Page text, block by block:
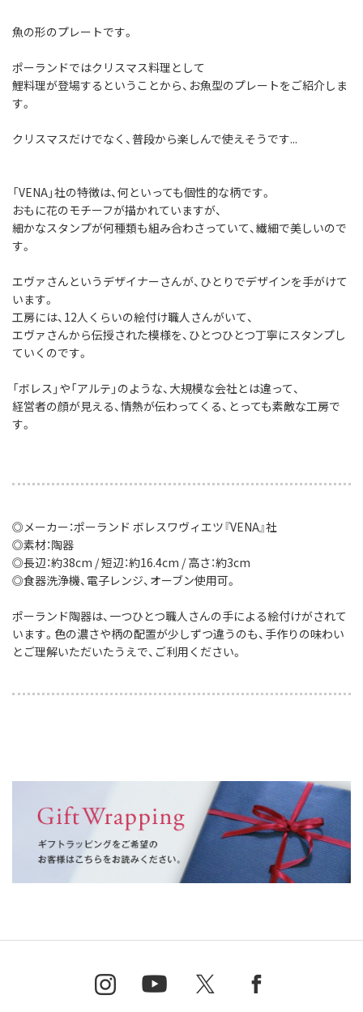
魚の形のプレートです。
ポーランドではクリスマス料理として
鯉料理が登場するということから、お魚型のプレートをご紹介しま
す。
クリスマスだけでなく、普段から楽しんで使えそうです...
「VENA」社の特徴は、何といっても個性的な柄です。
おもに花のモチーフが描かれていますが、
細かなスタンプが何種類も組み合わさっていて、繊細で美しいので
す。
エヴァさんというデザイナーさんが、ひとりでデザインを手がけて
います。
工房には、12人くらいの絵付け職人さんがいて、
エヴァさんから伝授された模様を、ひとつひとつ丁寧にスタンプし
ていくのです。
「ボレス」や「アルテ」のような、大規模な会社とは違って、
経営者の顔が見える、情熱が伝わってくる、とっても素敵な工房で
す。
◎メーカー：ポーランド ボレスワヴィエツ『VENA』社
◎素材：陶器
◎長辺：約38cm / 短辺：約16.4cm / 高さ：約3cm
◎食器洗浄機、電子レンジ、オーブン使用可。
ポーランド陶器は、一つひとつ職人さんの手による絵付けがされて
います。色の濃さや柄の配置が少しずつ違うのも、手作りの味わい
とご理解いただいたうえで、ご利用ください。